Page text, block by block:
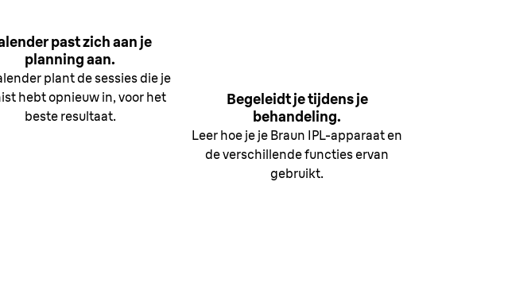
past zich aan je
planning aan.
plant de sessies die je
hebt opnieuw in, voor het
beste resultaat.
Begeleidt je tijdens je
behandeling.
Leer hoe je je Braun IPL-apparaat en
de verschillende functies ervan
gebruikt.